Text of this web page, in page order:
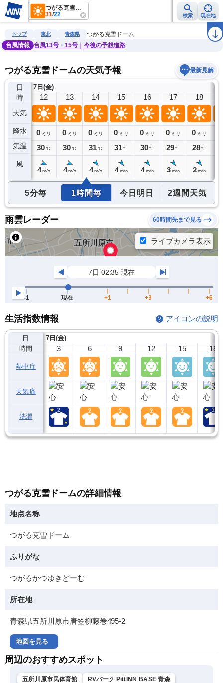
つがる克雪ドーム
31/22 検索 現在地
雨雲レーダー 台風情報 地震情報 警報・注意報 ラ
トップ 東北 青森県
つがる克雪ドーム
台風情報
台風13号・15号｜今後の予想進路
つがる克雪ドームの天気予報 最新見解
日
時
天気
降水
気温
風
7日(金)
11
0ミリ
29℃
12
0 ミリ
30℃
4 m/s
13
0 ミリ
30℃
4 m/s
14
0 ミリ
31℃
4 m/s
15
0 ミリ
31℃
4 m/s
16
0 ミリ
30℃
4 m/s
17
0 ミリ
29℃
3 m/s
18
0 ミリ
28℃
2 m/s
5分毎 1時間毎 今日明日 2週間天気
雨雲レーダー 60時間先まで見る
生活指数情報 アイコンの説明
日
時間
熱中症
天気痛
洗濯
7日(金)
3 6 9 12 15 18
つがる克雪ドームの詳細情報
地点名称
つがる克雪ドーム
ふりがな
つがるかつゆきどーむ
所在地
青森県五所川原市唐笠柳藤巻495-2
地図を見る
周辺のおすすめスポット
五所川原市民体育館
RVパーク PittINN BASE 青森